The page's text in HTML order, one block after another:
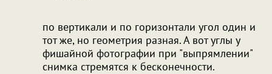
по вертикали и по горизонтали угол один и
тот же, но геометрия разная. А вот углы у
фишайной фотографии при "выпрямлении"
снимка стремятся к бесконечности.